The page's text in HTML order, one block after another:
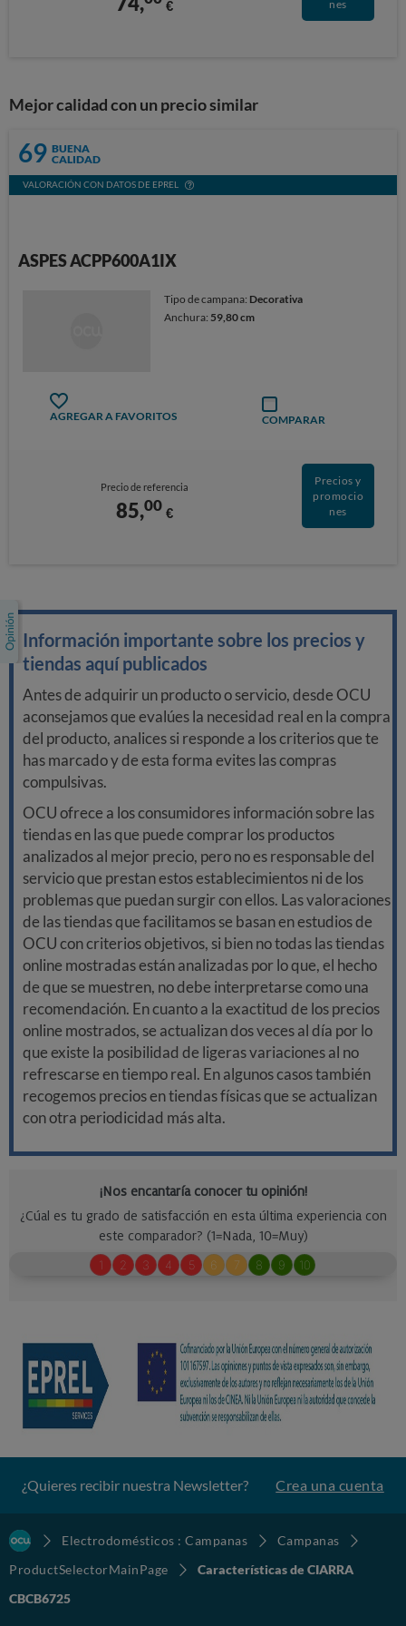
€ nes
Mejor calidad con un precio similar
69 BUENA
CALIDAD
VALORACIÓN CON DATOS DE EPREL
ASPES ACPP600A1IX
Tipo de campana: Decorativa
Anchura: 59,80 cm
AGREGAR A FAVORITOS COMPARAR
Precio de referencia
85,00 €
Precios y
promocio
nes
Información importante sobre los precios y
tiendas aquí publicados
Antes de adquirir un producto o servicio, desde OCU
aconsejamos que evalúes la necesidad real en la compra
del producto, analices si responde a los criterios que te
has marcado y de esta forma evites las compras
compulsivas.
OCU ofrece a los consumidores información sobre las
tiendas en las que puede comprar los productos
analizados al mejor precio, pero no es responsable del
servicio que prestan estos establecimientos ni de los
problemas que puedan surgir con ellos. Las valoraciones
de las tiendas que facilitamos se basan en estudios de
OCU con criterios objetivos, si bien no todas las tiendas
online mostradas están analizadas por lo que, el hecho
de que se muestren, no debe interpretarse como una
recomendación. En cuanto a la exactitud de los precios
online mostrados, se actualizan dos veces al día por lo
que existe la posibilidad de ligeras variaciones al no
refrescarse en tiempo real. En algunos casos también
recogemos precios en tiendas físicas que se actualizan
con otra periodicidad más alta.
¿Quieres recibir nuestra Newsletter? Crea una cuenta
Electrodomésticos : Campanas
Campanas
ProductSelectorMainPage
Características de CIARRA
CBCB6725